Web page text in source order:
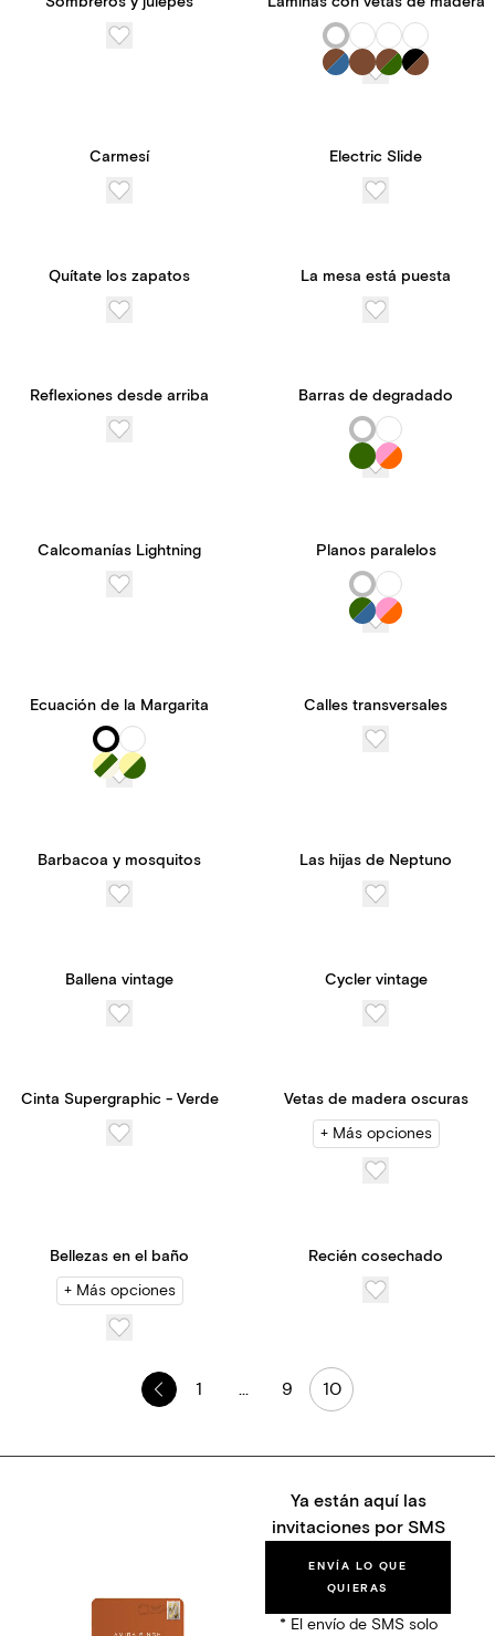
Carmesí Electric Slide
Quítate los zapatos La mesa está puesta
Reflexiones desde arriba Barras de degradado
Calcomanías Lightning Planos paralelos
Ecuación de la Margarita Calles transversales
Barbacoa y mosquitos Las hijas de Neptuno
Ballena vintage Cycler vintage
Cinta Supergraphic - Verde Vetas de madera oscuras
+ Más opciones
Bellezas en el baño
+ Más opciones
Recién cosechado
1 ... 9 10
Ya están aquí las
invitaciones por SMS
ENVÍA LO QUE
QUIERAS
* El envío de SMS solo